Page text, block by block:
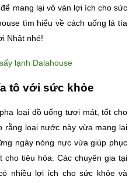
mang lại vô vàn lợi ích cho sức
tìm hiểu về cách uống lá tía
Nhật nhé!
lạnh Dalahouse
tô với sức khỏe
loại đồ uống tươi mát, tốt cho
rằng loại nước này vừa mang lại
ngày nóng nực vừa giúp phục
cho tiêu hóa. Các chuyên gia tại
nhiều lợi ích cho sức khỏe và